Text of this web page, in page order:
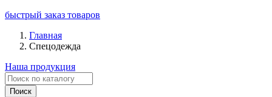
быстрый заказ товаров
Главная
Спецодежда
Наша продукция